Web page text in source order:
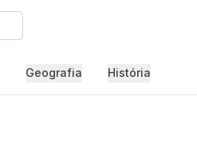
Geografia História